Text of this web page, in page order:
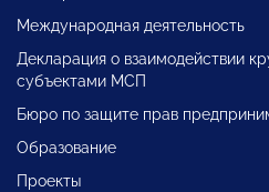
Международная деятельность
Декларация о взаимодействии
субъектами МСП
Бюро по защите прав
Образование
Проекты